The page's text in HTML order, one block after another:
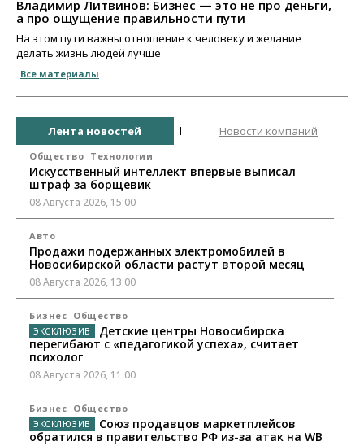
Владимир Литвинов: Бизнес — это не про деньги,
а про ощущение правильности пути
На этом пути важны отношение к человеку и желание
делать жизнь людей лучше
Все материалы
Лента новостей Новости компаний
Общество Технологии
Искусственный интеллект впервые выписал
штраф за борщевик
08 Августа 2026, 15:00
Авто
Продажи подержанных электромобилей в
Новосибирской области растут второй месяц
08 Августа 2026, 13:00
Бизнес Общество
Детские центры Новосибирска
перегибают с «педагогикой успеха», считает
психолог
08 Августа 2026, 11:00
Бизнес Общество
Союз продавцов маркетплейсов
обратился в правительство РФ из-за атак на WB